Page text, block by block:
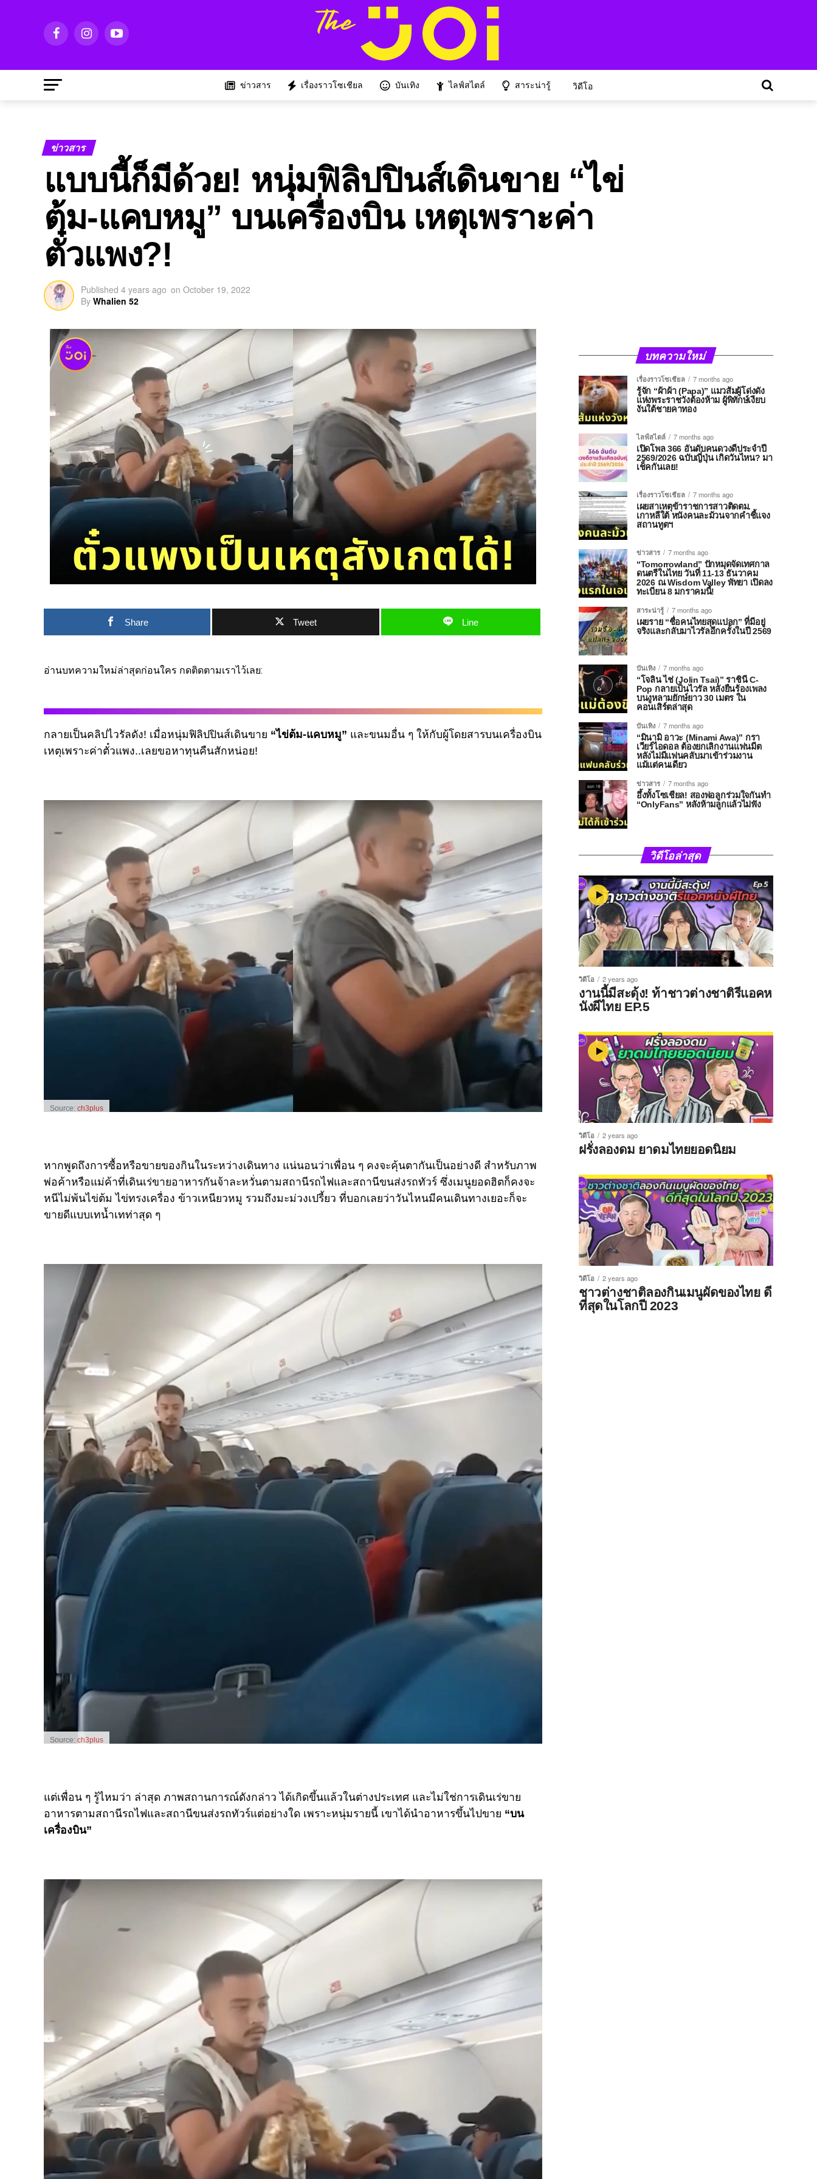
ข่าวสาร เรื่องราวโซเชียล บันเทิง ไลฟ์สไตล์ สาระน่ารู้ วิดีโอ
ข่าวสาร
แบบนี้ก็มีด้วย! หนุ่มฟิลิปปินส์เดินขาย “ไข่
ต้ม-แคบหมู” บนเครื่องบิน เหตุเพราะค่า
ตั๋วแพง?!
Published 4 years ago on October 19, 2022
By Whalien 52
Share Tweet Line
อ่านบทความใหม่ล่าสุดก่อนใคร กดติดตามเราไว้เลย:
กลายเป็นคลิปไวรัลดัง! เมื่อหนุ่มฟิลิปปินส์เดินขาย “ไข่ต้ม-แคบหมู” และขนมอื่น ๆ ให้กับผู้โดยสารบนเครื่องบิน
เหตุเพราะค่าตั๋วแพง..เลยขอหาทุนคืนสักหน่อย!
Source: ch3plus
หากพูดถึงการซื้อหรือขายของกินในระหว่างเดินทาง แน่นอนว่าเพื่อน ๆ คงจะคุ้นตากันเป็นอย่างดี สำหรับภาพ
พ่อค้าหรือแม่ค้าที่เดินเร่ขายอาหารกันจ้าละหวั่นตามสถานีรถไฟและสถานีขนส่งรถทัวร์ ซึ่งเมนูยอดฮิตก็คงจะ
หนีไม่พ้นไข่ต้ม ไข่ทรงเครื่อง ข้าวเหนียวหมู รวมถึงมะม่วงเปรี้ยว ที่บอกเลยว่าวันไหนมีคนเดินทางเยอะก็จะ
ขายดีแบบเทน้ำเทท่าสุด ๆ
Source: ch3plus
แต่เพื่อน ๆ รู้ไหมว่า ล่าสุด ภาพสถานการณ์ดังกล่าว ได้เกิดขึ้นแล้วในต่างประเทศ และไม่ใช่การเดินเร่ขาย
อาหารตามสถานีรถไฟและสถานีขนส่งรถทัวร์แต่อย่างใด เพราะหนุ่มรายนี้ เขาได้นำอาหารขึ้นไปขาย “บน
เครื่องบิน”
บทความใหม่
เรื่องราวโซเชียล
7 months ago
รู้จัก “ผ้าผ้า (Papa)” แมวส้มผู้โด่งดัง
แห่งพระราชวังต้องห้าม ผู้พิทักษ์เงียบ
งันใต้ชายคาทอง
ไลฟ์สไตล์
7 months ago
เปิดโพล 366 อันดับคนดวงดีประจำปี
2569/2026 ฉบับญี่ปุ่น เกิดวันไหน? มา
เช็คกันเลย!
เรื่องราวโซเชียล
7 months ago
เผยสาเหตุข้าราชการสาวติดตม.
เกาหลีใต้ หนังคนละม้วนจากคำชี้แจง
สถานทูตฯ
ข่าวสาร
7 months ago
“Tomorrowland” ปักหมุดจัดเทศกาล
ดนตรีในไทย วันที่ 11-13 ธันวาคม
2026 ณ Wisdom Valley พัทยา เปิดลง
ทะเบียน 8 มกราคมนี้!
สาระน่ารู้
7 months ago
เผยราย “ชื่อคนไทยสุดแปลก” ที่มีอยู่
จริงและกลับมาไวรัลอีกครั้งในปี 2569
บันเทิง
7 months ago
“โจลิน ไช่ (Jolin Tsai)” ราชินี C-
Pop กลายเป็นไวรัล หลังยืนร้องเพลง
บนงูหลามยักษ์ยาว 30 เมตร ใน
คอนเสิร์ตล่าสุด
บันเทิง
7 months ago
“มินามิ อาวะ (Minami Awa)” กรา
เวียร์ไอดอล ต้องยกเลิกงานแฟนมีต
หลังไม่มีแฟนคลับมาเข้าร่วมงาน
แม้แต่คนเดียว
ข่าวสาร
7 months ago
อึ้งทั้งโซเชียล! สองพ่อลูกร่วมใจกันทำ
“OnlyFans” หลังห้ามลูกแล้วไม่ฟัง
วิดีโอล่าสุด
วิดีโอ 2 years ago
งานนี้มีสะดุ้ง! ท้าชาวต่างชาติรีแอคห
นังผีไทย EP.5
วิดีโอ 2 years ago
ฝรั่งลองดม ยาดมไทยยอดนิยม
วิดีโอ 2 years ago
ชาวต่างชาติลองกินเมนูผัดของไทย ดี
ที่สุดในโลกปี 2023